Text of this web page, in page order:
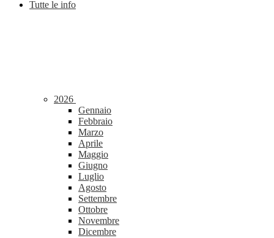
Tutte le info
2026
Gennaio
Febbraio
Marzo
Aprile
Maggio
Giugno
Luglio
Agosto
Settembre
Ottobre
Novembre
Dicembre